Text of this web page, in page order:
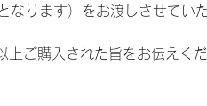
ります）をお渡しさせていた
ご購入された旨をお伝えく